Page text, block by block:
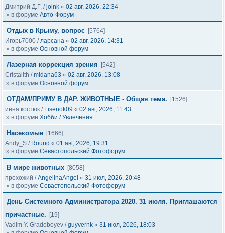
Дмитрий Д.Г. /joink « 02 авг, 2026, 22:34
» в форуме Авто-Форум
Отдых в Крыму, вопрос [5764]
Игорь7000 /ларсана « 02 авг, 2026, 14:31
» в форуме Основной форум
Лазерная коррекция зрения
[542]
Cristalith /midana63 « 02 авг, 2026, 13:08
» в форуме Основной форум
ОТДАМ/ПРИМУ В ДАР. ЖИВОТНЫЕ - Общая тема.
[1526]
инна костюк / Lisenok09 « 02 авг, 2026, 11:43
» в форуме Хобби / Увлечения
Насекомые [1666]
Andy_S / Round « 01 авг, 2026, 19:31
» в форуме Севастопольский Фотофорум
В мире животных [8058]
прохожий /AngelinaAngel « 31 июл, 2026, 20:48
» в форуме Севастопольский Фотофорум
День Системного Администратора 2020. 31 июля. Приглашаются
причастные.
[19]
Vadim Y. Gradoboyev /guyvernk « 31 июл, 2026, 18:03